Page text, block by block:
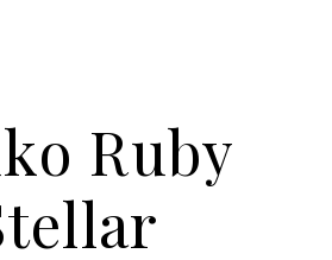
Ruby